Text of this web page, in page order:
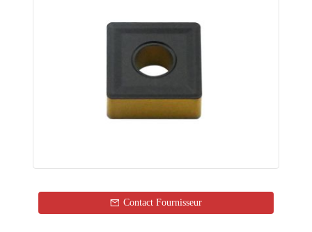
Contact Fournisseur